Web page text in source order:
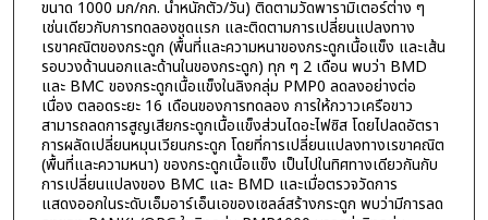
ขนาด 1000 มก/กก. น้ำหนักตัว/วัน) ติดตามวัดพารามิเตอร์ต่าง ๆ
เช่นเดียวกับการทดลองชุดแรก และติดตามการเปลี่ยนแปลงทาง
เรขาคณิตของกระดูก (พื้นที่และความหนาของกระดูกเนื้อแข็ง และเส้น
รอบวงด้านนอกและด้านในของกระดูก) ทุก ๆ 2 เดือน พบว่า BMD
และ BMC ของกระดูกเนื้อแข็งในลิงกลุ่ม PMP0 ลดลงอย่างต่อ
เนื่อง ตลอดระยะ 16 เดือนของการทดลอง การให้กวาวเครือขาว
สามารถลดการสูญเสียกระดูกเนื้อแข็งส่วนไดอะไฟซิส โดยไปลดอัตรา
การผลัดเปลี่ยนหมุนเวียนกระดูก โดยที่การเปลี่ยนแปลงทางเรขาคณิต
(พื้นที่และความหนา) ของกระดูกเนื้อแข็ง เป็นไปในทิศทางเดียวกันกับ
การเปลี่ยนแปลงของ BMC และ BMD และเมื่อตรวจวัดการ
แสดงออกในระดับเอ็มอาร์เอ็นเอของเซลล์สร้างกระดูก พบว่ามีการลด